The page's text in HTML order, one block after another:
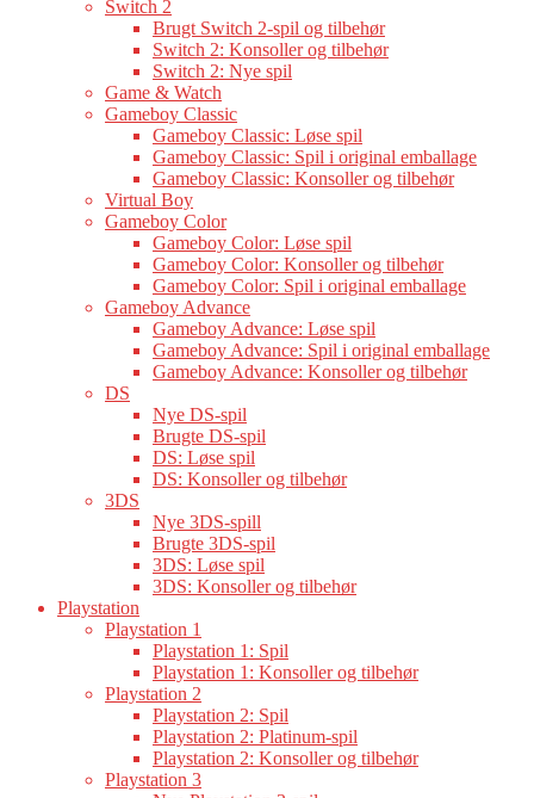
Switch 2
Brugt Switch 2-spil og tilbehør
Switch 2: Konsoller og tilbehør
Switch 2: Nye spil
Game & Watch
Gameboy Classic
Gameboy Classic: Løse spil
Gameboy Classic: Spil i original emballage
Gameboy Classic: Konsoller og tilbehør
Virtual Boy
Gameboy Color
Gameboy Color: Løse spil
Gameboy Color: Konsoller og tilbehør
Gameboy Color: Spil i original emballage
Gameboy Advance
Gameboy Advance: Løse spil
Gameboy Advance: Spil i original emballage
Gameboy Advance: Konsoller og tilbehør
DS
Nye DS-spil
Brugte DS-spil
DS: Løse spil
DS: Konsoller og tilbehør
3DS
Nye 3DS-spill
Brugte 3DS-spil
3DS: Løse spil
3DS: Konsoller og tilbehør
Playstation
Playstation 1
Playstation 1: Spil
Playstation 1: Konsoller og tilbehør
Playstation 2
Playstation 2: Spil
Playstation 2: Platinum-spil
Playstation 2: Konsoller og tilbehør
Playstation 3